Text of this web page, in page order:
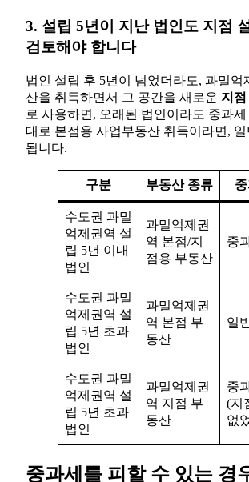
3. 설립 5년이 지난 법인도 지점
검토해야 합니다
법인 설립 후 5년이 넘었더라도, 과밀억
산을 취득하면서 그 공간을 새로운 지
로 사용하면, 오래된 법인이라도 중과
대로 본점용 사업부동산 취득이라면,
됩니다.
구분 부동산 종류
수도권 과밀
억제권역 설
립 5년 이내
법인
과밀억제권
역 본점/지
점용 부동산
중
수도권 과밀
억제권역 설
립 5년 초과
법인
과밀억제권
역 본점 부
동산
일
수도권 과밀
억제권역 설
립 5년 초과
법인
과밀억제권
역 지점 부
동산
중
(지
없
중과세를 피할 수 있는 경